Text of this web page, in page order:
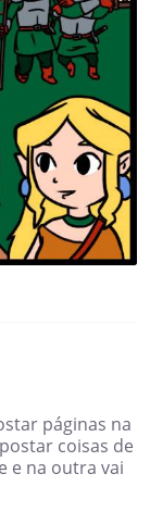
páginas na
coisas de
e na outra vai